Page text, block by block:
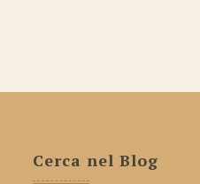
Cerca nel Blog